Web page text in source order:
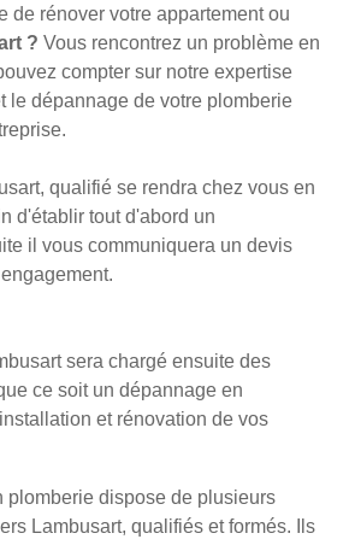
de rénover votre appartement ou
? Vous rencontrez un problème en
compter sur notre expertise
le dépannage de votre plomberie
qualifié se rendra chez vous en
d'établir tout d'abord un
il vous communiquera un devis
sera chargé ensuite des
ce soit un dépannage en
et rénovation de vos
plomberie dispose de plusieurs
Lambusart, qualifiés et formés. Ils